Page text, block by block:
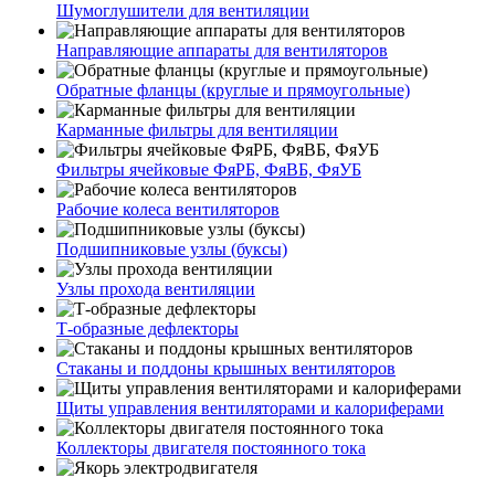
Шумоглушители для вентиляции
Направляющие аппараты для вентиляторов
Обратные фланцы (круглые и прямоугольные)
Карманные фильтры для вентиляции
Фильтры ячейковые ФяРБ, ФяВБ, ФяУБ
Рабочие колеса вентиляторов
Подшипниковые узлы (буксы)
Узлы прохода вентиляции
Т-образные дефлекторы
Стаканы и поддоны крышных вентиляторов
Щиты управления вентиляторами и калориферами
Коллекторы двигателя постоянного тока